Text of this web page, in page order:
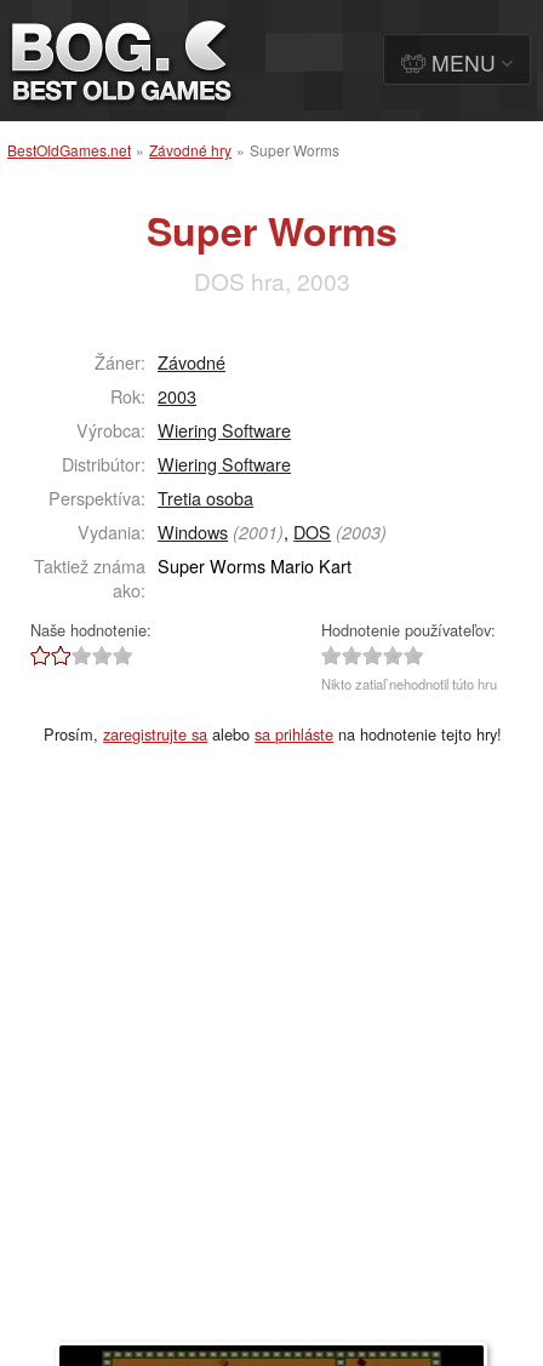
BestOldGames.net » Závodné hry » Super Worms
Super Worms
DOS hra, 2003
Žáner: Závodné
Rok: 2003
Výrobca: Wiering Software
Distribútor: Wiering Software
Perspektíva: Tretia osoba
Vydania: Windows (2001), DOS (2003)
Taktiež známa
ako:
Super Worms Mario Kart
Naše hodnotenie: Hodnotenie používateľov:
Nikto zatiaľ nehodnotil túto hru
Prosím,zaregistrujte sa alebosa prihláste na hodnotenie tejto hry!
MENU